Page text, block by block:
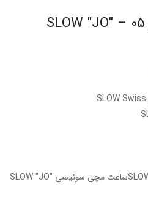
ساعت مچی سوئیسی SLOW "JO" – 05ساعت مچی سوئیسی SLOW "JO"